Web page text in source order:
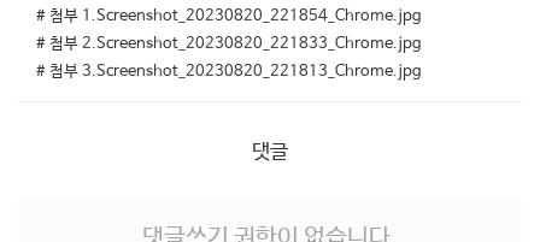
# 첨부 1.Screenshot_20230820_221854_Chrome.jpg
# 첨부 2.Screenshot_20230820_221833_Chrome.jpg
# 첨부 3.Screenshot_20230820_221813_Chrome.jpg
댓글